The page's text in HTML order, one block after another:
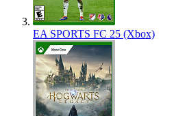
EA SPORTS FC 25 (Xbox)